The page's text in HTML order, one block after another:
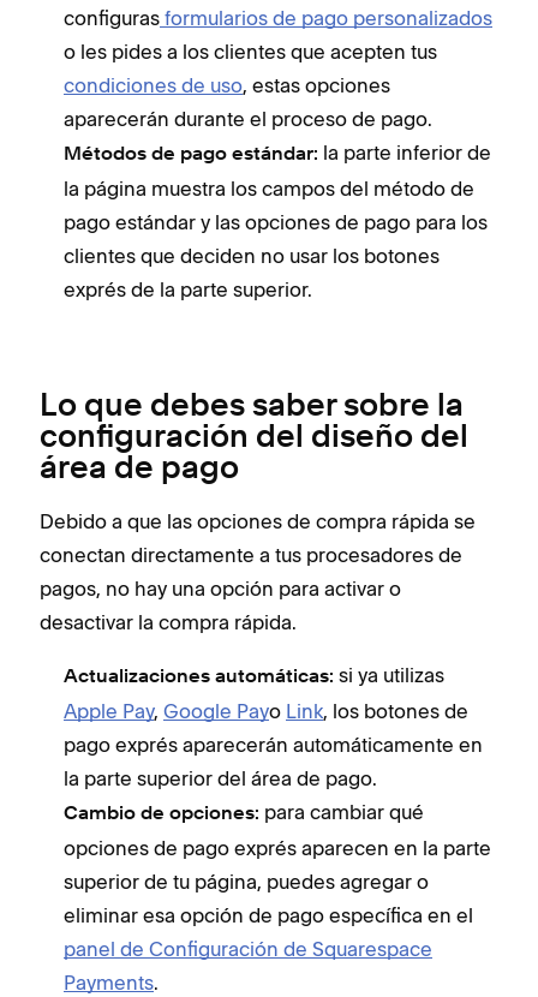
configuras formularios de pago personalizados
o les pides a los clientes que acepten tus
condiciones de uso, estas opciones
aparecerán durante el proceso de pago.
Métodos de pago estándar: la parte inferior de
la página muestra los campos del método de
pago estándar y las opciones de pago para los
clientes que deciden no usar los botones
exprés de la parte superior.
Lo que debes saber sobre la
configuración del diseño del
área de pago
Debido a que las opciones de compra rápida se
conectan directamente a tus procesadores de
pagos, no hay una opción para activar o
desactivar la compra rápida.
Actualizaciones automáticas: si ya utilizas
Apple Pay, Google Payo Link, los botones de
pago exprés aparecerán automáticamente en
la parte superior del área de pago.
Cambio de opciones: para cambiar qué
opciones de pago exprés aparecen en la parte
superior de tu página, puedes agregar o
eliminar esa opción de pago específica en el
panel de Configuración de Squarespace
Payments.